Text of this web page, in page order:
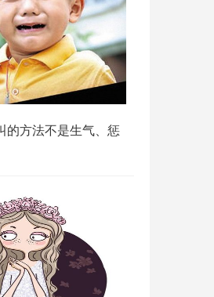
的方法不是生气、惩